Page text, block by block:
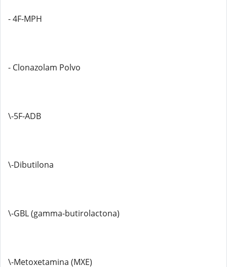
- 4F-MPH
- Clonazolam Polvo
\-5F-ADB
\-Dibutilona
\-GBL (gamma-butirolactona)
\-Metoxetamina (MXE)